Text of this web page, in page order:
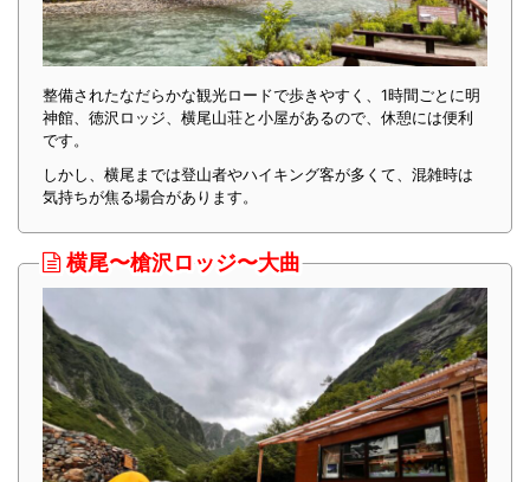
整備されたなだらかな観光ロードで歩きやすく、1時間ごとに明
神館、徳沢ロッジ、横尾山荘と小屋があるので、休憩には便利
です。
しかし、横尾までは登山者やハイキング客が多くて、混雑時は
気持ちが焦る場合があります。
横尾〜槍沢ロッジ〜大曲